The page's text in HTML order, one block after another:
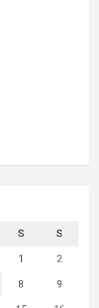
S S
1 2
8 9